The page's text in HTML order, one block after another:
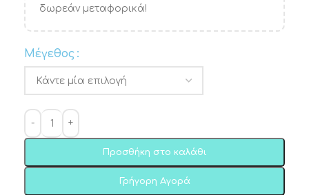
δωρεάν μεταφορικά!
Μέγεθος
Προσθήκη στο καλάθι
Γρήγορη Αγορά